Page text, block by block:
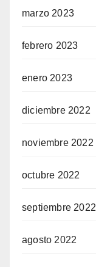
marzo 2023
febrero 2023
enero 2023
diciembre 2022
noviembre 2022
octubre 2022
septiembre 2022
agosto 2022